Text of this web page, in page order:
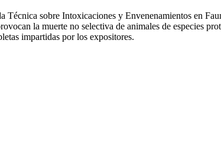
sobre Intoxicaciones y Envenenamientos en
la muerte no selectiva de animales de especies
impartidas por los expositores.